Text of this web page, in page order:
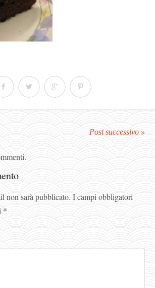
Post successivo »
non sarà pubblicato. I campi obbligatori
*